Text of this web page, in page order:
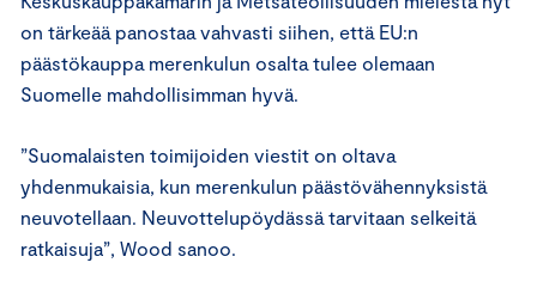
on tärkeää panostaa vahvasti siihen, että EU:n
päästökauppa merenkulun osalta tulee olemaan
Suomelle mahdollisimman hyvä.
”Suomalaisten toimijoiden viestit on oltava
yhdenmukaisia, kun merenkulun päästövähennyksistä
neuvotellaan. Neuvottelupöydässä tarvitaan selkeitä
ratkaisuja”, Wood sanoo.